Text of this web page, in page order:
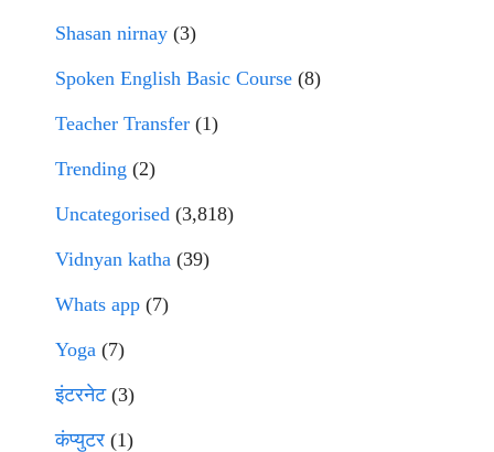
Shasan nirnay (3)
Spoken English Basic Course (8)
Teacher Transfer (1)
Trending (2)
Uncategorised (3,818)
Vidnyan katha (39)
Whats app (7)
Yoga (7)
इंटरनेट(3)
कंप्युटर (1)